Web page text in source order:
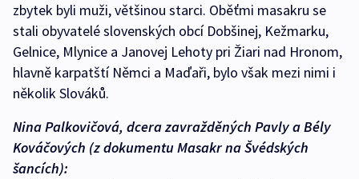
zbytek byli muži, většinou starci. Oběťmi masakru se
stali obyvatelé slovenských obcí Dobšinej, Kežmarku,
Gelnice, Mlynice a Janovej Lehoty pri Žiari nad Hronom,
hlavně karpatští Němci a Maďaři, bylo však mezi nimi i
několik Slováků.
Nina Palkovičová, dcera zavražděných Pavly a Bély
Kováčových (z dokumentu Masakr na Švédských
šancích):